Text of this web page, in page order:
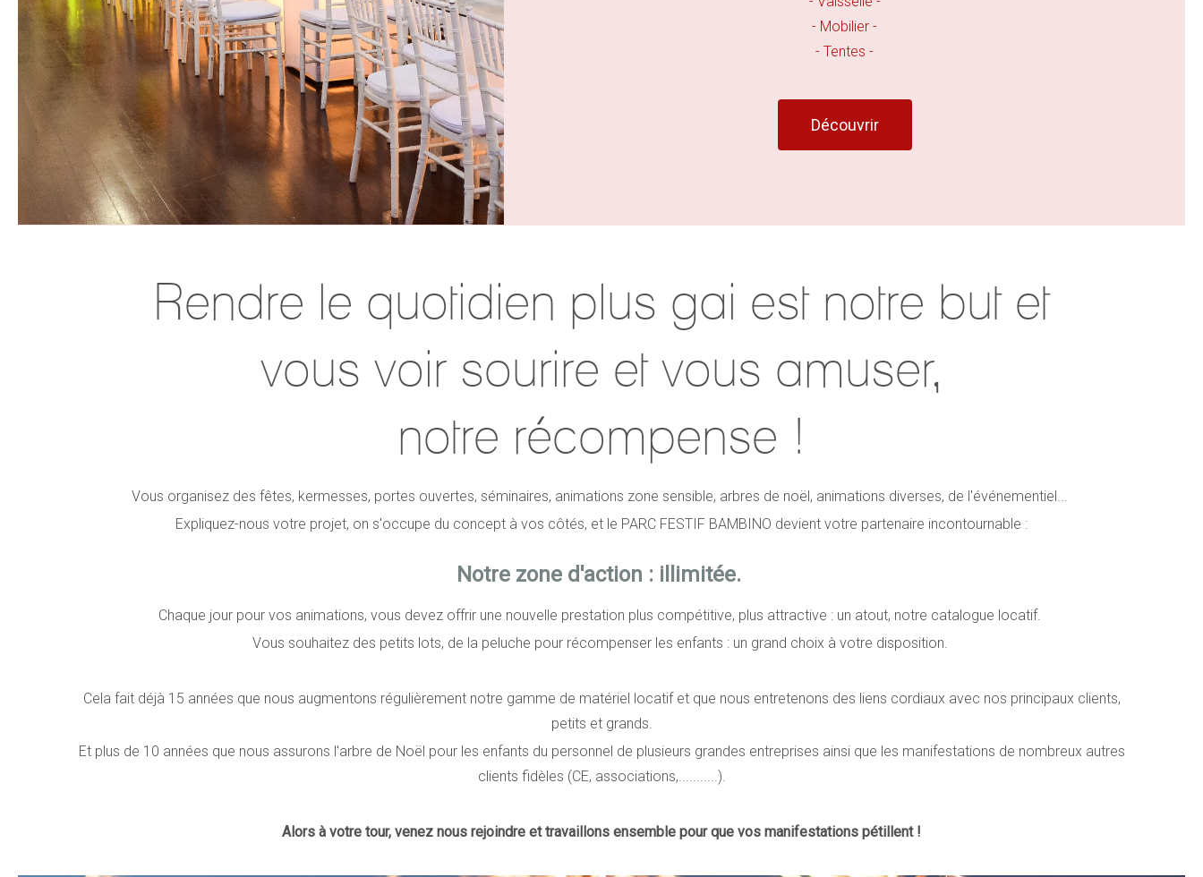
- Mobilier -
- Tentes -
Découvrir
Rendre le quotidien plus gai est notre but et
vous voir sourire et vous amuser,
notre récompense !
Vous organisez des fêtes, kermesses, portes ouvertes, séminaires, animations zone sensible, arbres de noël, animations diverses, de l'événementiel...
Expliquez-nous votre projet, on s'occupe du concept à vos côtés, et le PARC FESTIF BAMBINO devient votre partenaire incontournable :
Notre zone d'action : illimitée.
Chaque jour pour vos animations, vous devez offrir une nouvelle prestation plus compétitive, plus attractive : un atout, notre catalogue locatif.
Vous souhaitez des petits lots, de la peluche pour récompenser les enfants : un grand choix à votre disposition.
Cela fait déjà 15 années que nous augmentons régulièrement notre gamme de matériel locatif et que nous entretenons des liens cordiaux avec nos principaux clients,
petits et grands.
Et plus de 10 années que nous assurons l'arbre de Noël pour les enfants du personnel de plusieurs grandes entreprises ainsi que les manifestations de nombreux autres
clients fidèles (CE, associations,...........).
Alors à votre tour, venez nous rejoindre et travaillons ensemble pour que vos manifestations pétillent !